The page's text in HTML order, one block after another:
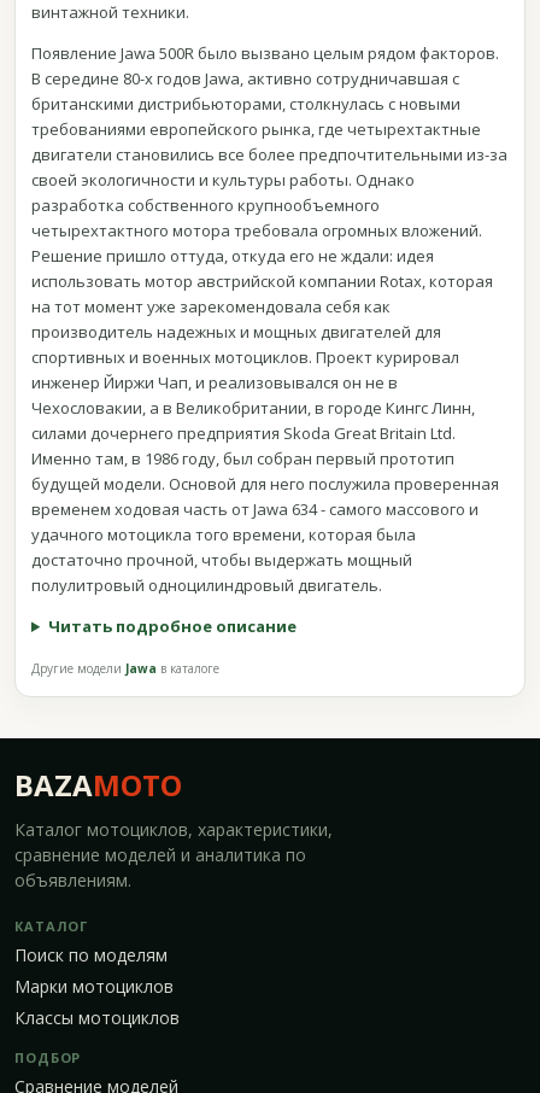
винтажной техники.
Появление Jawa 500R было вызвано целым рядом факторов.
В середине 80-х годов Jawa, активно сотрудничавшая с
британскими дистрибьюторами, столкнулась с новыми
требованиями европейского рынка, где четырехтактные
двигатели становились все более предпочтительными из-за
своей экологичности и культуры работы. Однако
разработка собственного крупнообъемного
четырехтактного мотора требовала огромных вложений.
Решение пришло оттуда, откуда его не ждали: идея
использовать мотор австрийской компании Rotax, которая
на тот момент уже зарекомендовала себя как
производитель надежных и мощных двигателей для
спортивных и военных мотоциклов. Проект курировал
инженер Йиржи Чап, и реализовывался он не в
Чехословакии, а в Великобритании, в городе Кингс Линн,
силами дочернего предприятия Skoda Great Britain Ltd.
Именно там, в 1986 году, был собран первый прототип
будущей модели. Основой для него послужила проверенная
временем ходовая часть от Jawa 634 - самого массового и
удачного мотоцикла того времени, которая была
достаточно прочной, чтобы выдержать мощный
полулитровый одноцилиндровый двигатель.
Читать подробное описание
Другие модели Jawa в каталоге
BAZAMOTO
Каталог мотоциклов, характеристики,
сравнение моделей и аналитика по
объявлениям.
КАТАЛОГ
Поиск по моделям
Марки мотоциклов
Классы мотоциклов
ПОДБОР
Сравнение моделей